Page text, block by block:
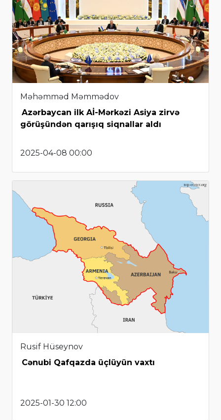
Məhəmməd Məmmədov
Azərbaycan ilk Aİ-Mərkəzi Asiya zirvə
görüşündən qarışıq siqnallar aldı
2025-04-08 00:00
Rusif Hüseynov
Cənubi Qafqazda üçlüyün vaxtı
2025-01-30 12:00